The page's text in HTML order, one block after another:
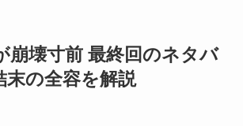
崩壊寸前 最終回のネタバ
末の全容を解説